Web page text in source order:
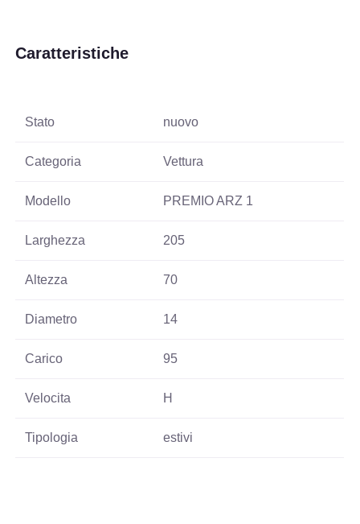
Caratteristiche
Stato nuovo
Categoria Vettura
Modello PREMIO ARZ 1
Larghezza 205
Altezza 70
Diametro 14
Carico 95
Velocita H
Tipologia estivi